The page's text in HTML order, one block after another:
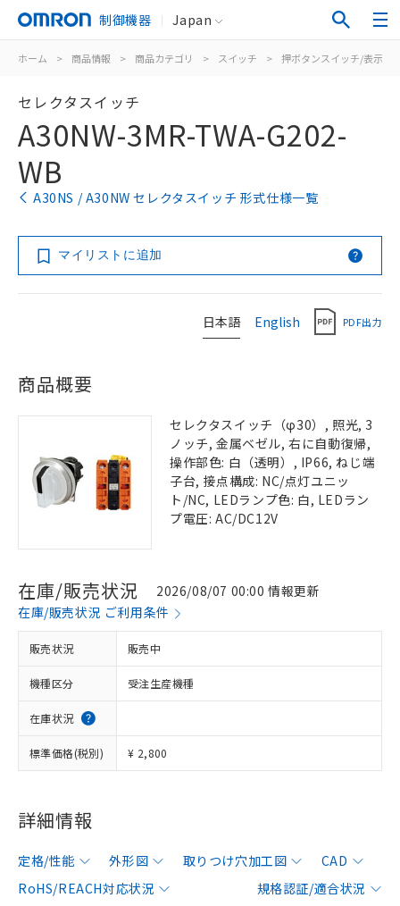
制御機器 Japan
ホーム > 商品情報 > 商品カテゴリ > スイッチ > 押ボタンスイッチ/表示灯
セレクタスイッチ
A30NW-3MR-TWA-G202-
WB
A30NS / A30NW セレクタスイッチ 形式仕様一覧
マイリストに追加
日本語 English PDF出力
商品概要
セレクタスイッチ（φ30）, 照光, 3
ノッチ, 金属ベゼル, 右に自動復帰,
操作部色: 白（透明）, IP66, ねじ端
子台, 接点構成: NC/点灯ユニッ
ト/NC, LEDランプ色: 白, LEDラン
プ電圧: AC/DC12V
在庫/販売状況
2026/08/07 00:00 情報更新
在庫/販売状況 ご利用条件
販売状況 販売中
機種区分 受注生産機種
在庫状況
標準価格(税別) ¥ 2,800
詳細情報
定格/性能 外形図 取りつけ穴加工図
CAD
RoHS/REACH対応状況
規格認証/適合状況